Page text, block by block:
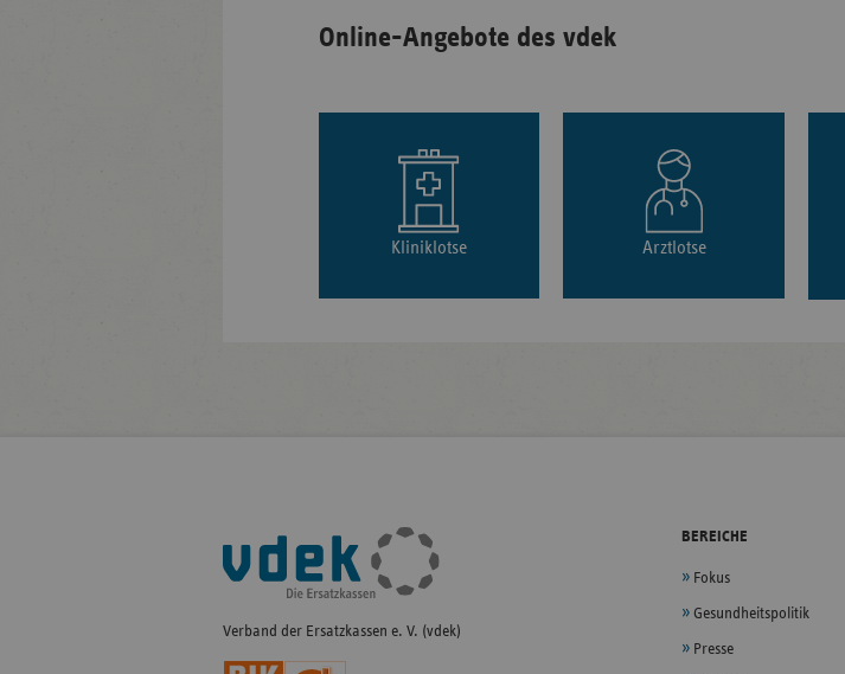
Online-Angebote des vdek
Kliniklotse Arztlotse
Fußleisten-
Navigation
Verband der Ersatzkassen e. V. (vdek)
BEREICHE
Fokus
Gesundheitspolitik
Presse